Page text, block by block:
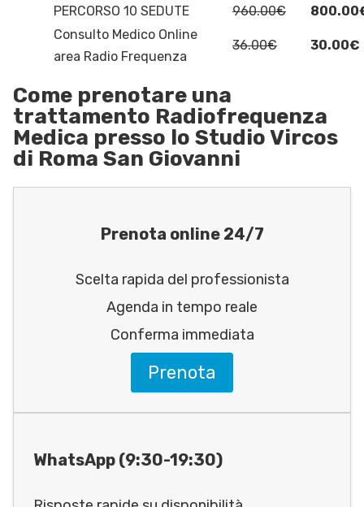
PERCORSO 10 SEDUTE
960.00€
Consulto Medico Online
area Radio Frequenza
36.00€ 30.00€
Come prenotare una
trattamento Radiofrequenza
Medica presso lo Studio Vircos
di Roma San Giovanni
Prenota online 24/7
Scelta rapida del professionista
Agenda in tempo reale
Conferma immediata
Prenota
WhatsApp (9:30-19:30)